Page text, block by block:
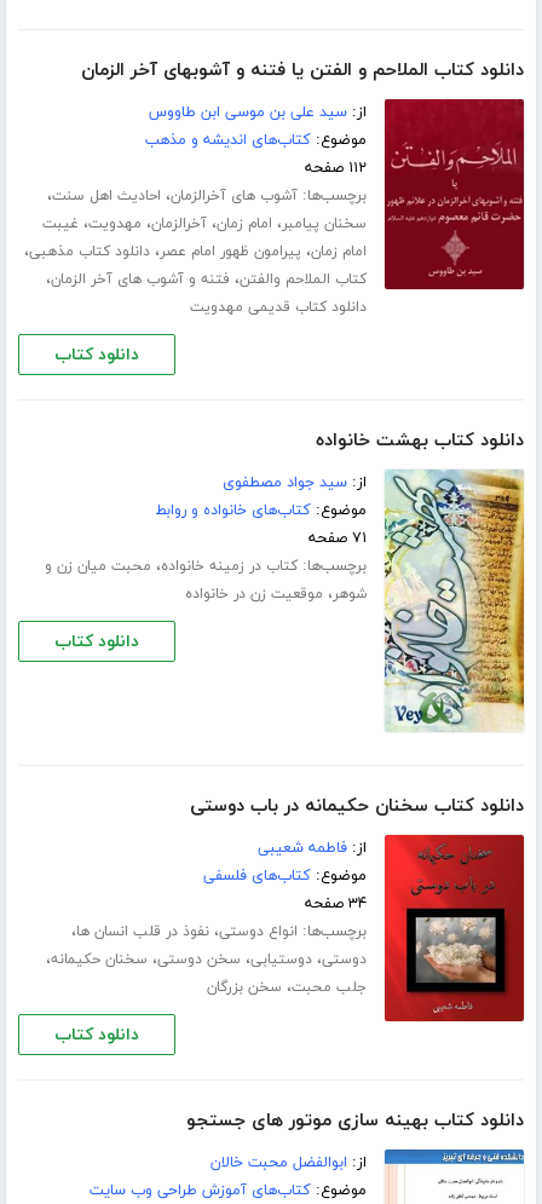
دانلود کتاب الملاحم و الفتن یا فتنه و آشوبهاى آخر الزمان
از:سید على بن موسى ابن طاووس
موضوع:کتاب‌های اندیشه و مذهب
۱۱۲ صفحه
برچسب‌ها:آشوب های آخرالزمان، احادیث اهل سنت،
سخنان پیامبر، امام زمان،آخرالزمان، مهدویت، غیبت
امام زمان، پیرامون ظهور امام عصر،دانلود کتاب مذهبی،
کتاب الملاحم والفتن، فتنه و آشوب هاى آخر الزمان،
دانلود کتاب قدیمی مهدویت
دانلود کتاب
دانلود کتاب بهشت خانواده
از:سید جواد مصطفوی
موضوع:کتاب‌های خانواده و روابط
۷۱ صفحه
برچسب‌ها:کتاب در زمینه خانواده، محبت میان زن و
شوهر، موقعیت زن در خانواده
دانلود کتاب
دانلود کتاب سخنان حکیمانه در باب دوستی
از:فاطمه شعیبی
موضوع:کتاب‌های فلسفی
۳۴ صفحه
برچسب‌ها: انواع دوستی،نفوذ در قلب انسان ها،
دوستی،دوستیابی، سخن دوستی، سخنان حکیمانه،
جلب محبت، سخن بزرگان
دانلود کتاب
دانلود کتاب بهینه سازی موتور های جستجو
از: ابوالفضل محبت خالان
موضوع:کتاب‌های آموزش طراحی وب سایت